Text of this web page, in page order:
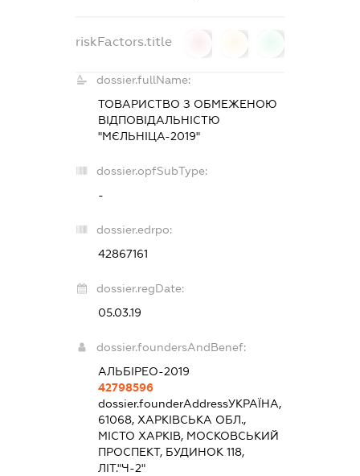
riskFactors.title
dossier.fullName:
ТОВАРИСТВО З ОБМЕЖЕНОЮ
ВІДПОВІДАЛЬНІСТЮ
"МЄЛЬНІЦА-2019"
dossier.opfSubType:
-
dossier.edrpo:
42867161
dossier.regDate:
05.03.19
dossier.foundersAndBenef:
АЛЬБІРЕО-2019
42798596
dossier.founderAddressУКРАЇНА,
61068, ХАРКІВСЬКА ОБЛ.,
МІСТО ХАРКІВ, МОСКОВСЬКИЙ
ПРОСПЕКТ, БУДИНОК 118,
ЛІТ."Ч-2"